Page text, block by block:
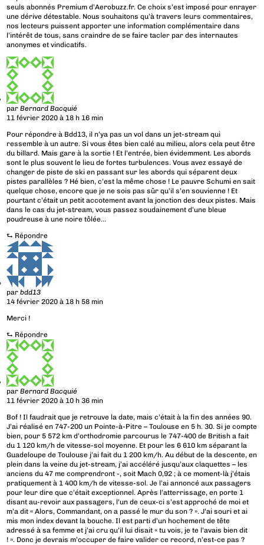
seuls abonnés Premium d’Aerobuzz.fr. Ce choix s’est imposé pour enrayer
une dérive détestable. Nous souhaitons qu’à travers leurs commentaires,
nos lecteurs puissent apporter une information complémentaire dans
l’intérêt de tous, sans craindre de se faire tacler par des internautes
anonymes et vindicatifs.
parBernard Bacquié
11 février 2020 à 18 h 16 min
Pour répondre à Bdd13, il n’ya pas un vol dans un jet-stream qui
ressemble à un autre. Si vous êtes bien calé au milieu, alors cela peut être
du billard. Mais gare à la sortie ! Et l’entrée, bien évidemment. Les abords
sont le plus souvent le lieu de fortes turbulences. Vous avez essayé de
changer de piste de ski en passant sur les abords qui séparent deux
pistes parallèles ? Hé bien, c’est la même chose ! Le pauvre Schumi en sait
quelque chose, encore que je ne sois pas sûr qu’il s’en souvienne ! Et
pourtant c’était un petit accotement avant la jonction des deux pistes. Mais
dans le cas du jet-stream, vous passez soudainement d’une bleue
poudreuse à une noire tôlée…
⮑ Répondre
parbdd13
14 février 2020 à 18 h 58 min
Merci !
⮑ Répondre
parBernard Bacquié
11 février 2020 à 10 h 36 min
Bof ! Il faudrait que je retrouve la date, mais c’était à la fin des années 90.
J’ai réalisé en 747-200 un Pointe-à-Pitre – Toulouse en 5 h. 30. Si je compte
bien, pour 5 572 km d’orthodromie parcourus le 747-400 de British a fait
du 1 120 km/h de vitesse-sol moyenne. Et pour les 6 610 km séparant la
Guadeloupe de Toulouse j’ai fait du 1 200 km/h. Au début de la descente, en
plein dans la veine du jet-stream, j’ai accéléré jusqu’aux claquettes – les
anciens du 47 me comprendront -, soit Mach 0,92 ; à ce moment-là j’étais
pratiquement à 1 400 km/h de vitesse-sol. Je l’ai annoncé aux passagers
pour leur dire que c’était exceptionnel. Après l’atterrissage, en porte 1
disant au-revoir aux passagers, l’un de ceux-ci s’est approché de moi et
m’a dit « Alors, Commandant, on a passé le mur du son ? ». J’ai souri et ai
mis mon index devant la bouche. Il est parti d’un hochement de tête
adressé à sa femme et j’ai cru qu’il lui disait « tu vois, je te l’avais bien dit
! ». Donc je devrais m’occuper de faire valider ce record, n’est-ce pas ?